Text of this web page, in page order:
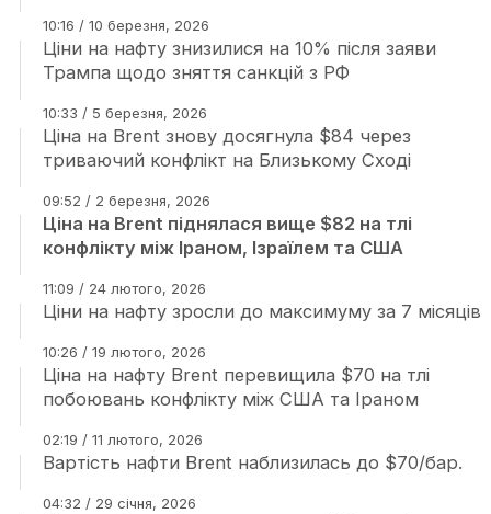
10:16 / 10 березня, 2026
Ціни на нафту знизилися на 10% після заяви
Трампа щодо зняття санкцій з РФ
10:33 / 5 березня, 2026
Ціна на Brent знову досягнула $84 через
триваючий конфлікт на Близькому Сході
09:52 / 2 березня, 2026
Ціна на Brent піднялася вище $82 на тлі
конфлікту між Іраном, Ізраїлем та США
11:09 / 24 лютого, 2026
Ціни на нафту зросли до максимуму за 7 місяців
10:26 / 19 лютого, 2026
Ціна на нафту Brent перевищила $70 на тлі
побоювань конфлікту між США та Іраном
02:19 / 11 лютого, 2026
Вартість нафти Brent наблизилась до $70/бар.
04:32 / 29 січня, 2026